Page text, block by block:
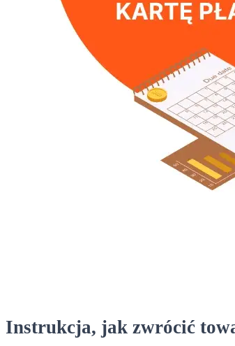
Instrukcja, jak zwrócić